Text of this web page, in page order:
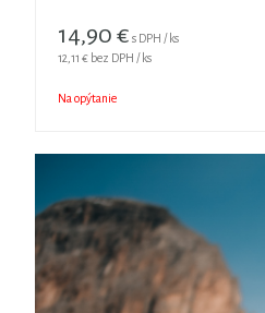
14,90 € s DPH / ks
12,11 € bez DPH / ks
Na opýtanie